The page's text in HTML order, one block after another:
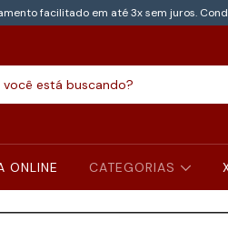
facilitado em até 3x sem juros.
ONLINE CATEGORIAS